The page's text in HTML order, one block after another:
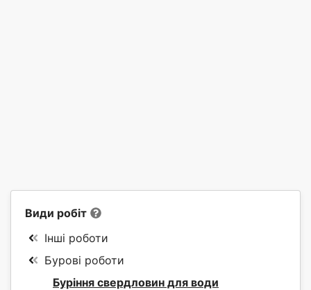
Види робіт
Інші роботи
Бурові роботи
Буріння свердловин для води